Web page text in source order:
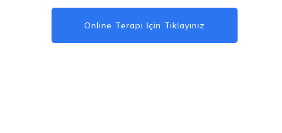
Online Terapi Için Tıklayınız